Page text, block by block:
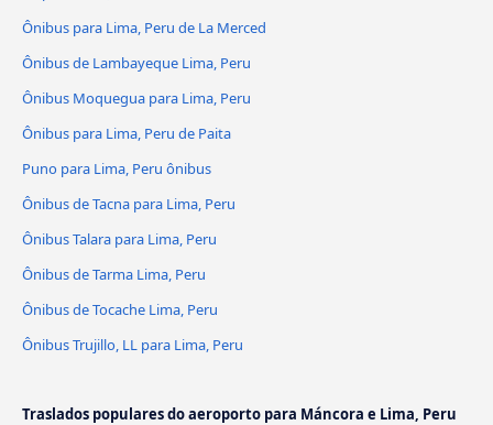
Ônibus para Lima, Peru de La Merced
Ônibus de Lambayeque Lima, Peru
Ônibus Moquegua para Lima, Peru
Ônibus para Lima, Peru de Paita
Puno para Lima, Peru ônibus
Ônibus de Tacna para Lima, Peru
Ônibus Talara para Lima, Peru
Ônibus de Tarma Lima, Peru
Ônibus de Tocache Lima, Peru
Ônibus Trujillo, LL para Lima, Peru
Traslados populares do aeroporto para Máncora e Lima, Peru